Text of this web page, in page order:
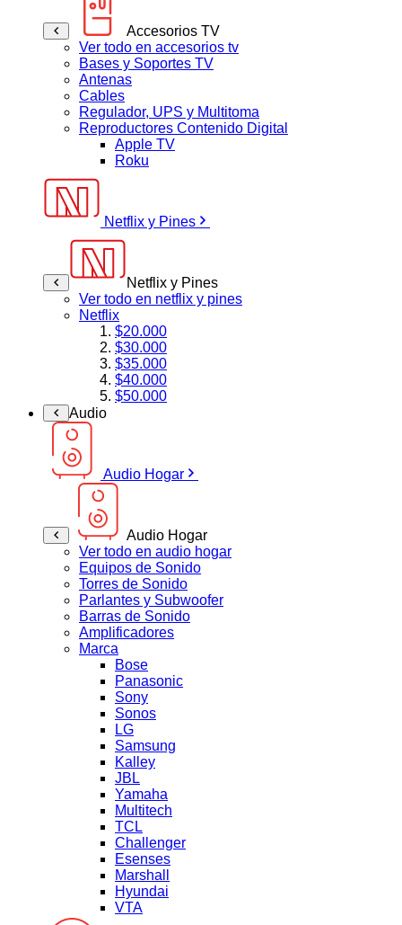
Accesorios TV
Ver todo en accesorios tv
Bases y Soportes TV
Antenas
Cables
Regulador, UPS y Multitoma
Reproductores Contenido Digital
Apple TV
Roku
Netflix y Pines
Netflix y Pines
Ver todo en netflix y pines
Netflix
$20.000
$30.000
$35.000
$40.000
$50.000
Audio
Audio Hogar
Audio Hogar
Ver todo en audio hogar
Equipos de Sonido
Torres de Sonido
Parlantes y Subwoofer
Barras de Sonido
Amplificadores
Marca
Bose
Panasonic
Sony
Sonos
LG
Samsung
Kalley
JBL
Yamaha
Multitech
TCL
Challenger
Esenses
Marshall
Hyundai
VTA